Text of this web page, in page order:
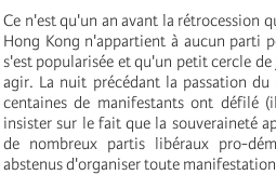
Ce n'est qu'un an avant la rétrocession
Hong Kong n'appartient à aucun parti
s'est popularisée et qu'un petit cercle
agir. La nuit précédant la passation
centaines de manifestants ont défilé
insister sur le fait que la souveraineté
de nombreux partis libéraux pro-
abstenus d'organiser toute